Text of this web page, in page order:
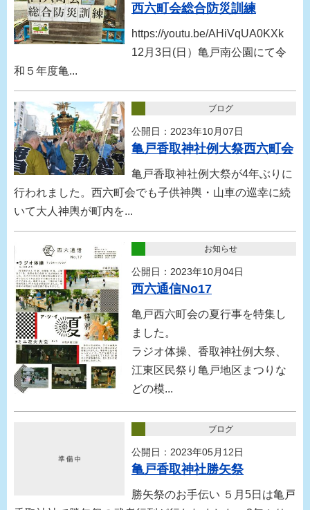
西六町会総合防災訓練
https://youtu.be/AHiVqUA0KXk
12月3日(日）亀戸南公園にて令
和５年度亀...
ブログ
公開日：2023年10月07日
亀戸香取神社例大祭西六町会
亀戸香取神社例大祭が4年ぶりに
行われました。西六町会でも子供神輿・山車の巡幸に続
いて大人神輿が町内を...
お知らせ
公開日：2023年10月04日
西六通信No17
亀戸西六町会の夏行事を特集し
ました。
ラジオ体操、香取神社例大祭、
江東区民祭り亀戸地区まつりな
どの模...
ブログ
公開日：2023年05月12日
亀戸香取神社勝矢祭
勝矢祭のお手伝い ５月5日は亀戸